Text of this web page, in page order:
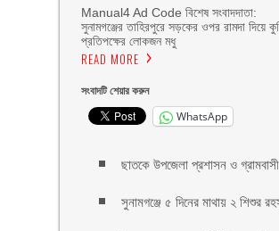
Manual4 Ad Code বিশেষ সংবাদদাতা:
সুনামগঞ্জের তাহিরপুরে সড়কের ওপর রামদা দিয়ে
প্রতিপক্ষের লোকজন মধু
READ MORE
সংবাদটি শেয়ার করুন
WhatsApp
ছাতকে উপজেলা প্রশাসন ও
সুনামগঞ্জে ৫ দিনের মাথায় ২ শিশুর